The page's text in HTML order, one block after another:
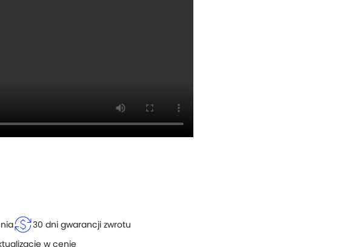
currency_exchange30 dni gwarancji zwrotu
w cenie